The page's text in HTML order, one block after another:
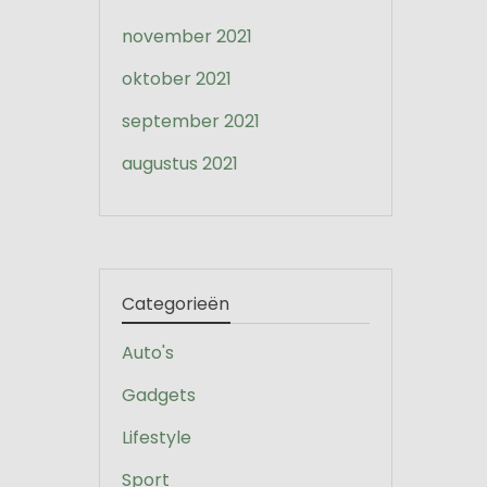
november 2021
oktober 2021
september 2021
augustus 2021
Categorieën
Auto's
Gadgets
Lifestyle
Sport